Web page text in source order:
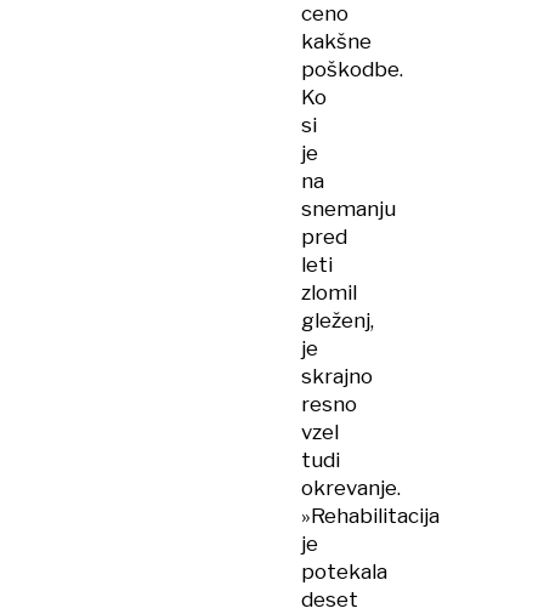
ceno
kakšne
poškodbe.
Ko
si
je
na
snemanju
pred
leti
zlomil
gleženj,
je
skrajno
resno
vzel
tudi
okrevanje.
»Rehabilitacija
je
potekala
deset